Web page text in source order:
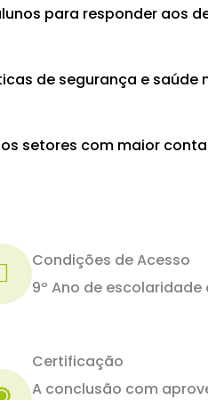
para responder aos
de segurança e
setores com maior
Condições de Acesso
9º Ano de
Certificação
A conclusão com